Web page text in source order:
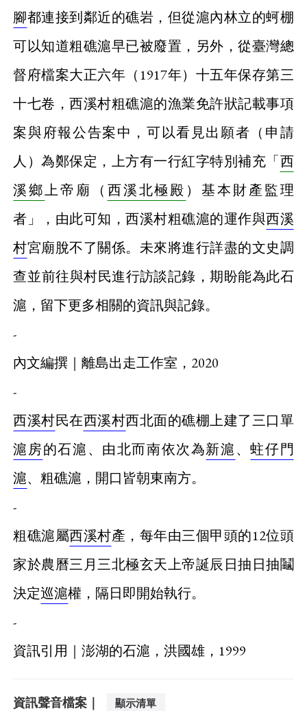
腳都連接到鄰近的礁岩，但從滬內林立的蚵棚
可以知道粗礁滬早已被廢置，另外，從臺灣總
督府檔案大正六年（1917年）十五年保存第三
十七卷，西溪村粗礁滬的漁業免許狀記載事項
案與府報公告案中，可以看見出願者（申請
人）為鄭保定，上方有一行紅字特別補充「西
溪鄉上帝廟（ 西溪北極殿 ）基本財產監理
者」，由此可知，西溪村粗礁滬的運作與西溪
村宮廟脫不了關係。未來將進行詳盡的文史調
查並前往與村民進行訪談記錄，期盼能為此石
滬，留下更多相關的資訊與記錄。
-
內文編撰｜離島出走工作室，2020
-
西溪村民在西溪村西北面的礁棚上建了三口單
滬房的石滬、由北而南依次為新滬、蛀仔門
滬、粗礁滬，開口皆朝東南方。
-
粗礁滬屬西溪村產，每年由三個甲頭的12位頭
家於農曆三月三北極玄天上帝誕辰日抽日抽鬮
決定巡滬權，隔日即開始執行。
-
資訊引用｜澎湖的石滬，洪國雄，1999
資訊聲音檔案｜ 顯示清單